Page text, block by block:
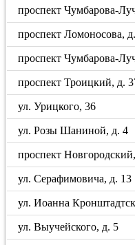
проспект Чумбарова-
проспект Ломоносова,
проспект Чумбарова-
проспект Троицкий, д.
ул. Урицкого, 36
ул. Розы Шаниной, д. 4
проспект
ул. Серафимовича, д. 13
ул. Иоанна
ул. Выучейского, д. 5